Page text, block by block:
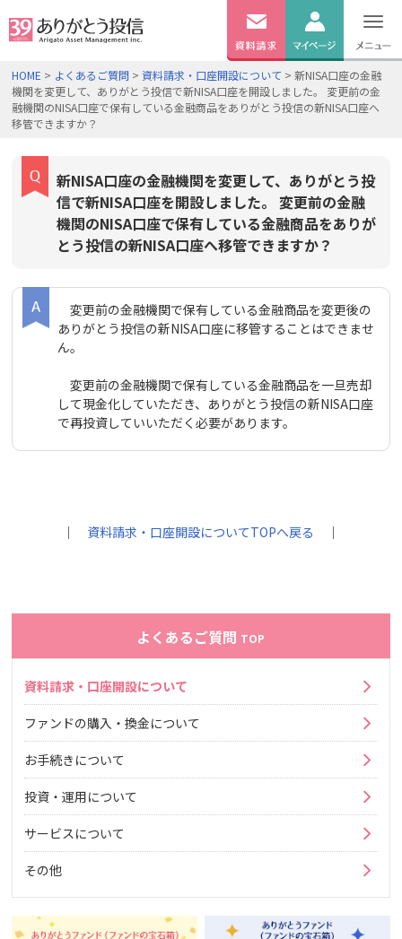
無料資料
請求
口座開設
ログイン
HOME > よくあるご質問 >資料請求・口座開設について > 新NISA口座の金融
機関を変更して、ありがとう投信で新NISA口座を開設しました。 変更前の金
融機関のNISA口座で保有している金融商品をありがとう投信の新NISA口座へ
移管できますか？
新NISA口座の金融機関を変更して、ありがとう投
信で新NISA口座を開設しました。 変更前の金融
機関のNISA口座で保有している金融商品をありが
とう投信の新NISA口座へ移管できますか？
変更前の金融機関で保有している金融商品を変更後の
ありがとう投信の新NISA口座に移管することはできませ
ん。
変更前の金融機関で保有している金融商品を一旦売却
して現金化していただき、ありがとう投信の新NISA口座
で再投資していいただく必要があります。
｜ 資料請求・口座開設についてTOPへ戻る ｜
よくあるご質問 TOP
資料請求・口座開設について
ファンドの購入・換金について
お手続きについて
投資・運用について
サービスについて
その他